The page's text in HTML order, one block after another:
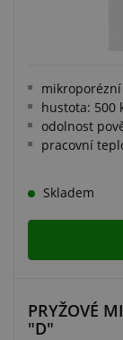
mikroporézní
hustota: 500
odolnost
pracovní
Skladem
PRYŽOVÉ
"D"